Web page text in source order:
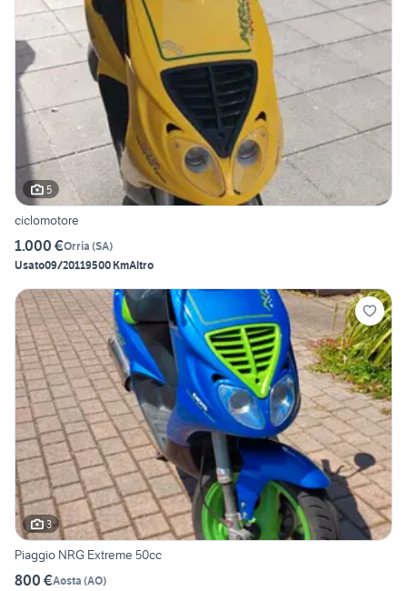
5
ciclomotore
1.000 €Orria (SA)
Usato09/20119500 KmAltro
3
Piaggio NRG Extreme 50cc
800 €Aosta (AO)